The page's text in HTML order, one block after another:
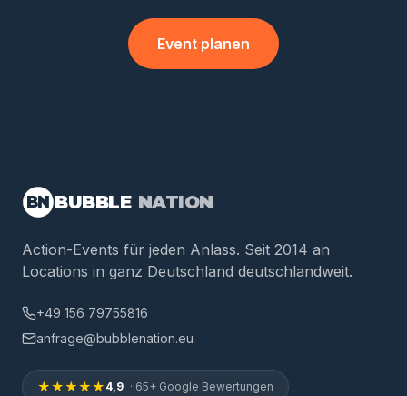
Event planen
BN BUBBLE NATION
Action-Events für jeden Anlass. Seit 2014 an
Locations in ganz Deutschland deutschlandweit.
+49 156 79755816
anfrage@bubblenation.eu
★★★★★ 4,9 · 65+ Google Bewertungen